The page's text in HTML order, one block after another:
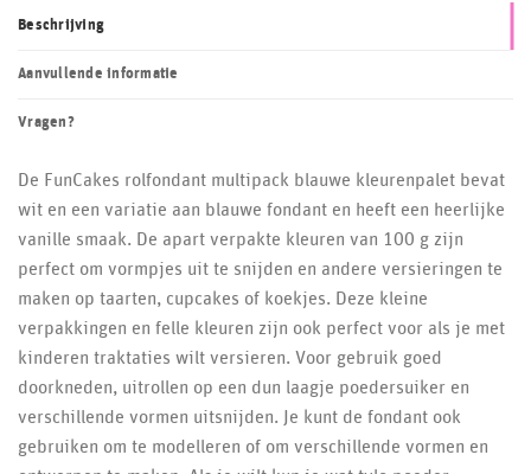
Beschrijving
Aanvullende informatie
Vragen?
De FunCakes rolfondant multipack blauwe kleurenpalet bevat
wit en een variatie aan blauwe fondant en heeft een heerlijke
vanille smaak. De apart verpakte kleuren van 100 g zijn
perfect om vormpjes uit te snijden en andere versieringen te
maken op taarten, cupcakes of koekjes. Deze kleine
verpakkingen en felle kleuren zijn ook perfect voor als je met
kinderen traktaties wilt versieren. Voor gebruik goed
doorkneden, uitrollen op een dun laagje poedersuiker en
verschillende vormen uitsnijden. Je kunt de fondant ook
gebruiken om te modelleren of om verschillende vormen en